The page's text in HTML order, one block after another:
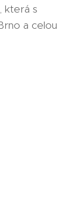
která s
a celou